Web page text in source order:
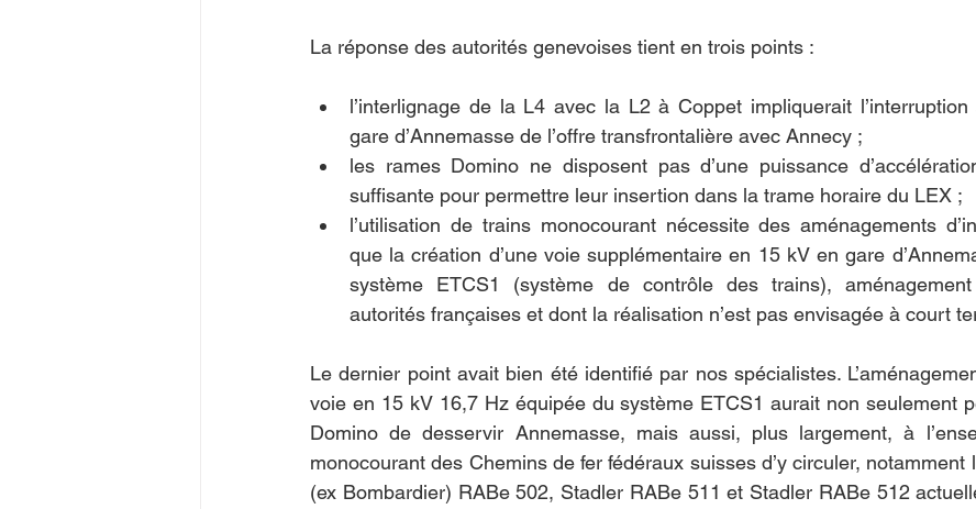
La réponse des autorités genevoises tient en trois points :
l’interlignage de la L4 avec la L2 à Coppet impliquerait l’interruption
gare d’Annemasse de l’offre transfrontalière avec Annecy ;
les rames Domino ne disposent pas d’une puissance
suffisante pour permettre leur insertion dans la trame horaire du LEX ;
l’utilisation de trains monocourant nécessite des aménagements
que la création d’une voie supplémentaire en 15 kV en gare
système ETCS1 (système de contrôle des trains),
autorités françaises et dont la réalisation n’est pas envisagée à court
Le dernier point avait bien été identifié par nos spécialistes.
voie en 15 kV 16,7 Hz équipée du système ETCS1 aurait non seulement
Domino de desservir Annemasse, mais aussi, plus largement, à
monocourant des Chemins de fer fédéraux suisses d’y circuler, notamment
(ex Bombardier) RABe 502, Stadler RABe 511 et Stadler RABe 512